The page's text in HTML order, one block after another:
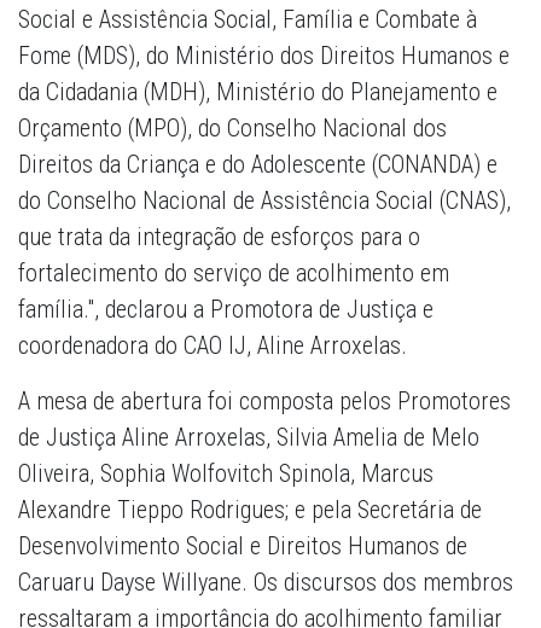
Social e Assistência Social, Família e Combate à
Fome (MDS), do Ministério dos Direitos Humanos e
da Cidadania (MDH), Ministério do Planejamento e
Orçamento (MPO), do Conselho Nacional dos
Direitos da Criança e do Adolescente (CONANDA) e
do Conselho Nacional de Assistência Social (CNAS),
que trata da integração de esforços para o
fortalecimento do serviço de acolhimento em
família.", declarou a Promotora de Justiça e
coordenadora do CAO IJ, Aline Arroxelas.
A mesa de abertura foi composta pelos Promotores
de Justiça Aline Arroxelas, Silvia Amelia de Melo
Oliveira, Sophia Wolfovitch Spinola, Marcus
Alexandre Tieppo Rodrigues; e pela Secretária de
Desenvolvimento Social e Direitos Humanos de
Caruaru Dayse Willyane. Os discursos dos membros
ressaltaram a importância do acolhimento familiar